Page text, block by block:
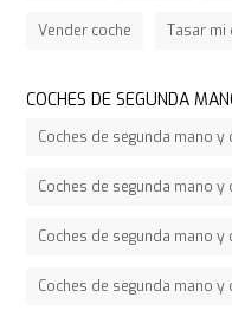
Vender coche Tasar mi
COCHES DE SEGUNDA
Coches de segunda mano
Coches de segunda mano y
Coches de segunda mano y
Coches de segunda mano y